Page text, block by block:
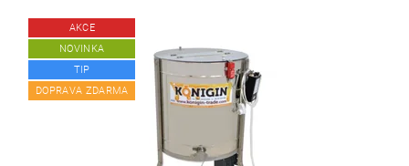
AKCE
NOVINKA
TIP
DOPRAVA ZDARMA